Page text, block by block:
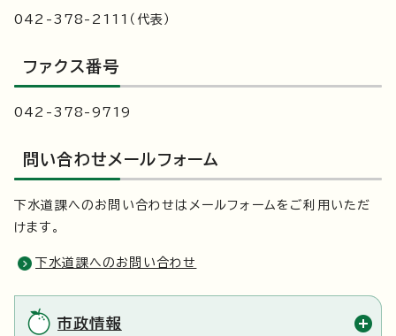
042-378-2111（代表）
ファクス番号
042-378-9719
問い合わせメールフォーム
下水道課へのお問い合わせはメールフォームをご利用いただ
けます。
下水道課へのお問い合わせ
市政情報